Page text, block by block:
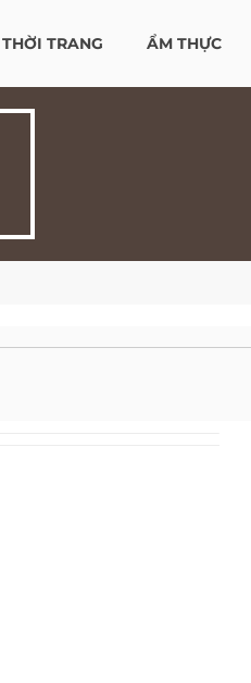
THỜI TRANG ẨM THỰC